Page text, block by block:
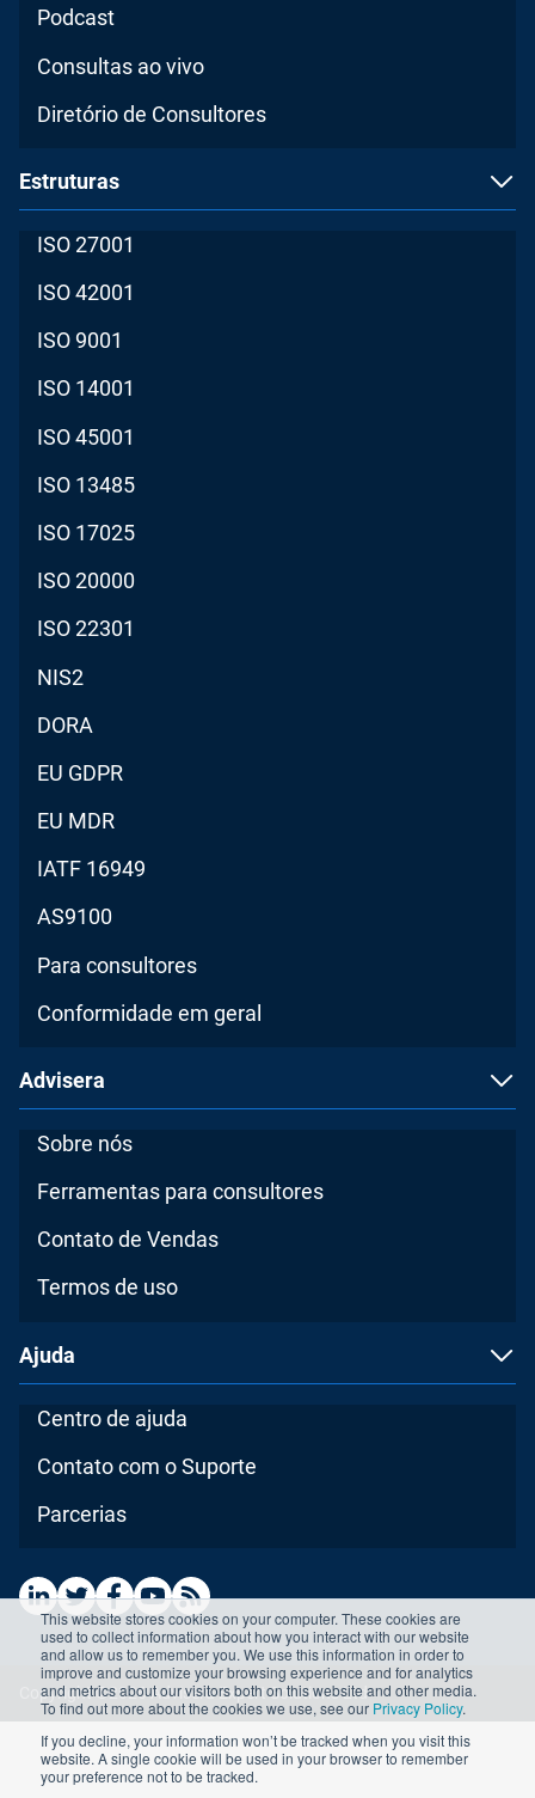
This website stores cookies on your computer. These cookies are
used to collect information about how you interact with our website
and allow us to remember you. We use this information in order to
improve and customize your browsing experience and for analytics
and metrics about our visitors both on this website and other media.
To find out more about the cookies we use, see our Privacy Policy.
If you decline, your information won’t be tracked when you visit this
website. A single cookie will be used in your browser to remember
your preference not to be tracked.
Podcast
Consultas ao vivo
Diretório de Consultores
Estruturas
ISO 27001
ISO 42001
ISO 9001
ISO 14001
ISO 45001
ISO 13485
ISO 17025
ISO 20000
ISO 22301
NIS2
DORA
EU GDPR
EU MDR
IATF 16949
AS9100
Para consultores
Conformidade em geral
Advisera
Sobre nós
Ferramentas para consultores
Contato de Vendas
Termos de uso
Ajuda
Centro de ajuda
Contato com o Suporte
Parcerias
Copyright ©2026 Advisera Expert Solutions Ltd